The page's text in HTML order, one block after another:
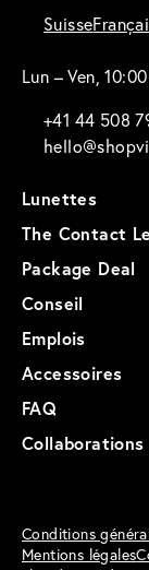
Suisse
Lun – Ven,
+41 44 508
Lunettes
The Contact
Package Deal
Conseil
Emplois
Accessoires
FAQ
Collaborations
Conditions
Mentions légales